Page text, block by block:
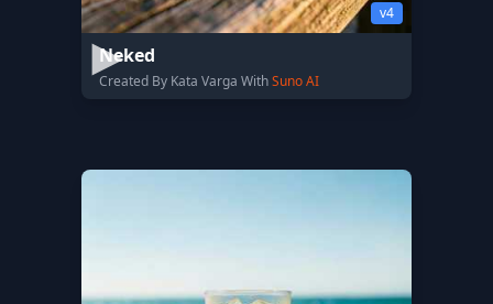
v4
Neked
Created By Kata Varga WithSuno AI